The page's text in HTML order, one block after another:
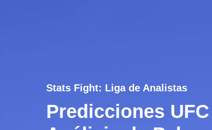
Stats Fight: Liga de Analistas
Predicciones